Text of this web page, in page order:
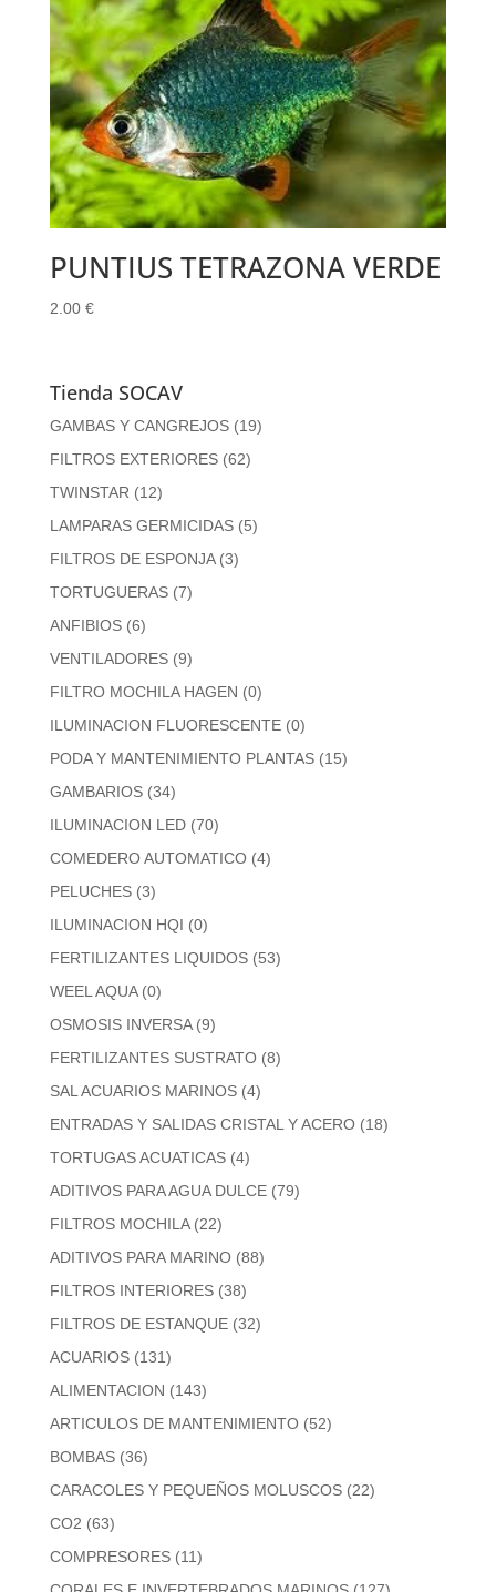
PUNTIUS TETRAZONA VERDE
2.00 €
Tienda SOCAV
GAMBAS Y CANGREJOS (19)
FILTROS EXTERIORES (62)
TWINSTAR (12)
LAMPARAS GERMICIDAS (5)
FILTROS DE ESPONJA (3)
TORTUGUERAS (7)
ANFIBIOS (6)
VENTILADORES (9)
FILTRO MOCHILA HAGEN (0)
ILUMINACION FLUORESCENTE (0)
PODA Y MANTENIMIENTO PLANTAS (15)
GAMBARIOS (34)
ILUMINACION LED (70)
COMEDERO AUTOMATICO (4)
PELUCHES (3)
ILUMINACION HQI (0)
FERTILIZANTES LIQUIDOS (53)
WEEL AQUA (0)
OSMOSIS INVERSA (9)
FERTILIZANTES SUSTRATO (8)
SAL ACUARIOS MARINOS (4)
ENTRADAS Y SALIDAS CRISTAL Y ACERO (18)
TORTUGAS ACUATICAS (4)
ADITIVOS PARA AGUA DULCE (79)
FILTROS MOCHILA (22)
ADITIVOS PARA MARINO (88)
FILTROS INTERIORES (38)
FILTROS DE ESTANQUE (32)
ACUARIOS (131)
ALIMENTACION (143)
ARTICULOS DE MANTENIMIENTO (52)
BOMBAS (36)
CARACOLES Y PEQUEÑOS MOLUSCOS (22)
CO2 (63)
COMPRESORES (11)